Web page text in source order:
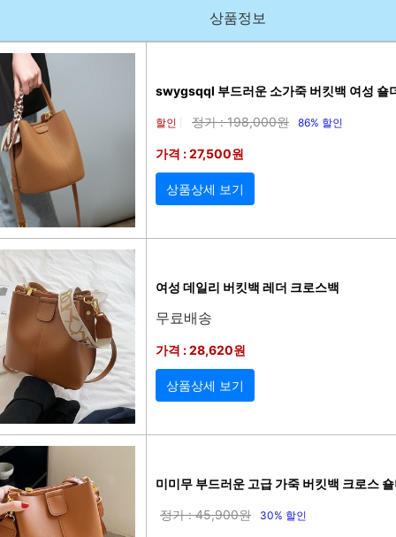
상품정보
swygsqql 부드러운 소가죽 버킷백 여성 숄
할인 정가 : 198,000원 86% 할인
가격 : 27,500원
상품상세 보기
여성 데일리 버킷백 레더 크로스백
무료배송
가격 : 28,620원
상품상세 보기
미미무 부드러운 고급 가죽 버킷백 크로스
정가 : 45,900원 30% 할인